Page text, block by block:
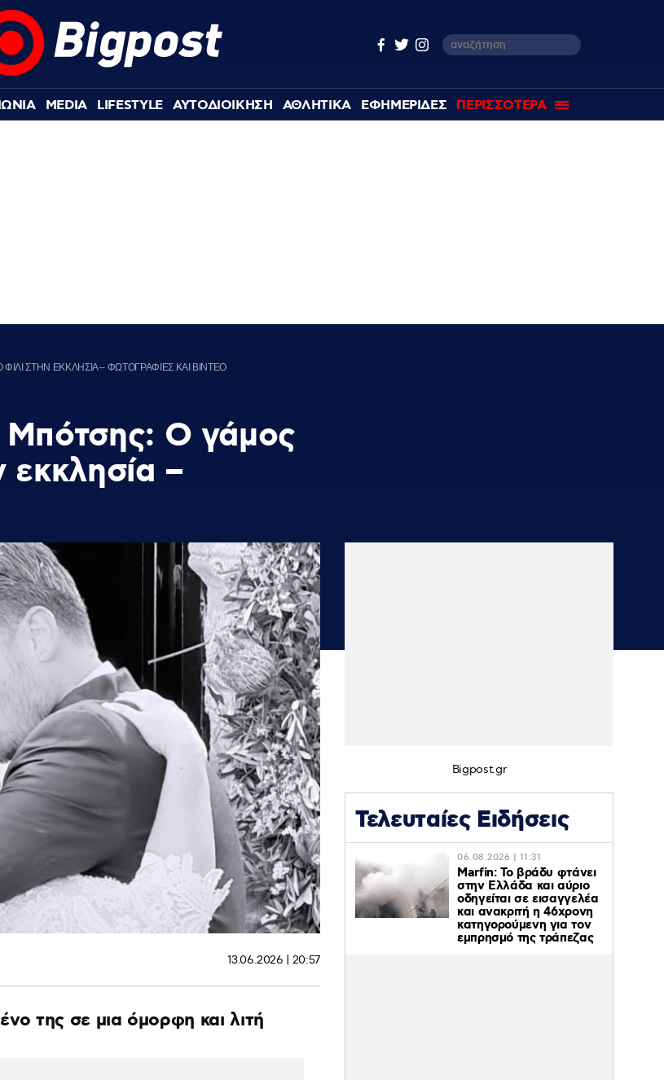
MEDIA LIFESTYLE ΑΥΤΟΔΙΟΙΚΗΣΗ ΑΘΛΗΤΙΚΑ ΕΦΗΜΕΡΙΔΕΣ ΠΕΡΙΣΣΟΤΕΡΑ
ΣΤΗΝ ΕΚΚΛΗΣΙΑ – ΦΩΤΟΓΡΑΦΙΕΣ ΚΑΙ ΒΙΝΤΕΟ
Ο γάμος
εκκλησία –
13.06.2026 | 20:57
της σε μια όμορφη και λιτή
Bigpost.gr
Τελευταίες Ειδήσεις
06.08.2026 | 11:31
Marfin: Το βράδυ φτάνει
στην Ελλάδα και αύριο
οδηγείται σε εισαγγελέα
και ανακριτή η 46χρονη
κατηγορούμενη για τον
εμπρησμό της τράπεζας